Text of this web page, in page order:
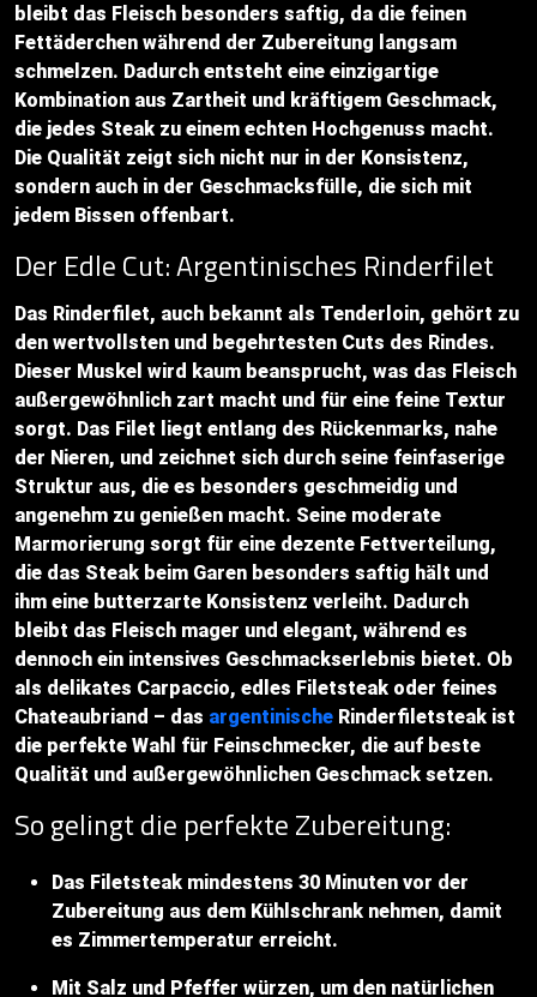
bleibt das Fleisch besonders saftig, da die feinen
Fettäderchen während der Zubereitung langsam
schmelzen. Dadurch entsteht eine einzigartige
Kombination aus Zartheit und kräftigem Geschmack,
die jedes Steak zu einem echten Hochgenuss macht.
Die Qualität zeigt sich nicht nur in der Konsistenz,
sondern auch in der Geschmacksfülle, die sich mit
jedem Bissen offenbart.
Der Edle Cut: Argentinisches Rinderfilet
Das Rinderfilet, auch bekannt als Tenderloin, gehört zu
den wertvollsten und begehrtesten Cuts des Rindes.
Dieser Muskel wird kaum beansprucht, was das Fleisch
außergewöhnlich zart macht und für eine feine Textur
sorgt. Das Filet liegt entlang des Rückenmarks, nahe
der Nieren, und zeichnet sich durch seine feinfaserige
Struktur aus, die es besonders geschmeidig und
angenehm zu genießen macht. Seine moderate
Marmorierung sorgt für eine dezente Fettverteilung,
die das Steak beim Garen besonders saftig hält und
ihm eine butterzarte Konsistenz verleiht. Dadurch
bleibt das Fleisch mager und elegant, während es
dennoch ein intensives Geschmackserlebnis bietet. Ob
als delikates Carpaccio, edles Filetsteak oder feines
Chateaubriand – das argentinische Rinderfiletsteak ist
die perfekte Wahl für Feinschmecker, die auf beste
Qualität und außergewöhnlichen Geschmack setzen.
So gelingt die perfekte Zubereitung:
Das Filetsteak mindestens 30 Minuten vor der
Zubereitung aus dem Kühlschrank nehmen, damit
es Zimmertemperatur erreicht.
Mit Salz und Pfeffer würzen, um den natürlichen